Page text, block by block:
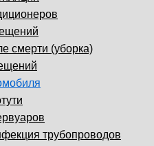
смерти (уборка)
трубопроводов